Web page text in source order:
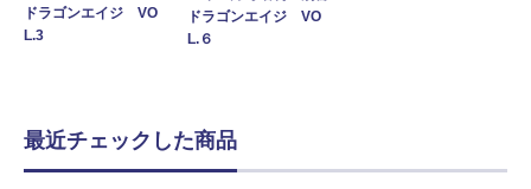
ドラゴンエイジ VO
L.3
ドラゴンエイジ VO
L.６
最近チェックした商品